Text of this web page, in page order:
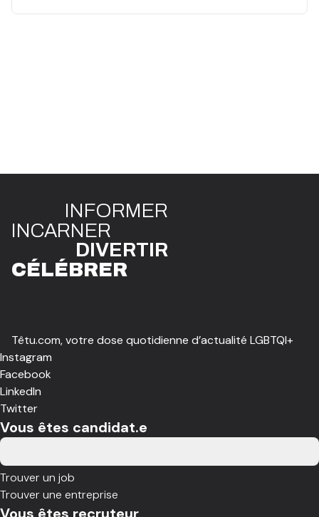
INFORMER
INCARNER
DIVERTIR
CÉLÉBRER
Têtu.com, votre dose quotidienne d’actualité LGBTQI+
Instagram
Facebook
LinkedIn
Twitter
Vous êtes candidat.e
Trouver un job
Trouver une entreprise